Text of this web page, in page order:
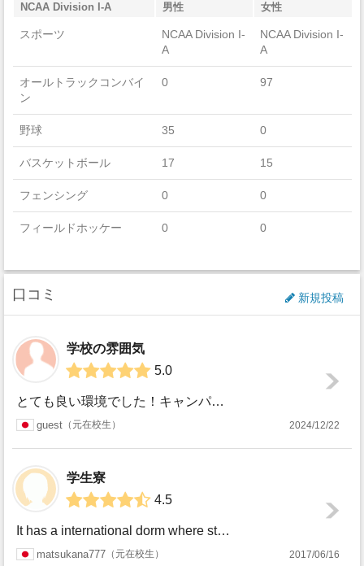
NCAA Division I-A 男性 女性
スポーツ
NCAA Division I-
A
NCAA Division I-
A
オールトラックコンバイ
ン
0 97
野球 35 0
バスケットボール 17 15
フェンシング 0 0
フィールドホッケー 0 0
ゴルフ
ラクロス
セーリング
サッカー
スカッシュ
口コミ 新規投稿
学校の雰囲気
5.0
とても良い環境でした！キャンパスは美しく広く、くつろげる所もたくさんありました。大学というよりは巨大エンターテイメントパークという感じでした。笑 周りに飲...
guest 元在校生 2024/12/22
学生寮
4.5
It has a international dorm where students from all over the world live and s...
matsukana777 元在校生 2017/06/16